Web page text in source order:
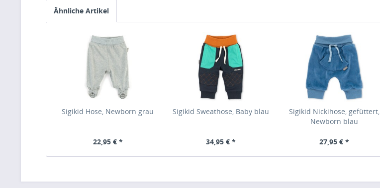
Ähnliche Artikel
Sigikid Hose, Newborn grau
22,95 € *
Sigikid Sweathose, Baby blau
34,95 € *
Sigikid Nickihose, gefüttert,
Newborn blau
27,95 € *